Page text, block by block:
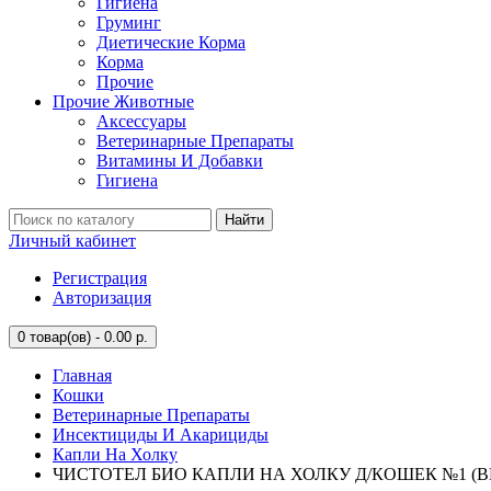
Груминг
Диетические Корма
Корма
Прочие
Прочие Животные
Аксессуары
Ветеринарные Препараты
Витамины И Добавки
Гигиена
Найти
Личный кабинет
Регистрация
Авторизация
0 товар(ов) - 0.00 р.
Главная
Кошки
Ветеринарные Препараты
Инсектициды И Акарициды
Капли На Холку
ЧИСТОТЕЛ БИО КАПЛИ НА ХОЛКУ Д/КОШЕК №1